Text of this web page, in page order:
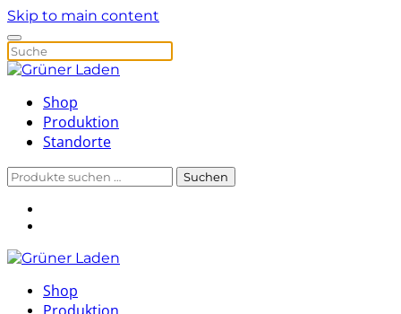
Skip to main content
Shop
Produktion
Standorte
Suchen
Suchen
Shop